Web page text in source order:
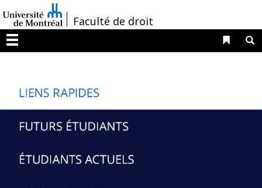
au
contenu
/Faculté de droit
Menu
Liens